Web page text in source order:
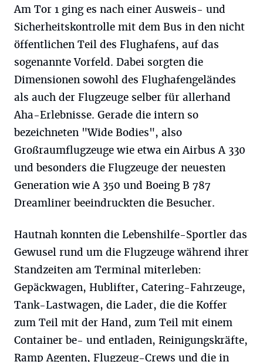
Am Tor 1 ging es nach einer Ausweis- und
Sicherheitskontrolle mit dem Bus in den nicht
öffentlichen Teil des Flughafens, auf das
sogenannte Vorfeld. Dabei sorgten die
Dimensionen sowohl des Flughafengeländes
als auch der Flugzeuge selber für allerhand
Aha-Erlebnisse. Gerade die intern so
bezeichneten "Wide Bodies", also
Großraumflugzeuge wie etwa ein Airbus A 330
und besonders die Flugzeuge der neuesten
Generation wie A 350 und Boeing B 787
Dreamliner beeindruckten die Besucher.
Hautnah konnten die Lebenshilfe-Sportler das
Gewusel rund um die Flugzeuge während ihrer
Standzeiten am Terminal miterleben:
Gepäckwagen, Hublifter, Catering-Fahrzeuge,
Tank-Lastwagen, die Lader, die die Koffer
zum Teil mit der Hand, zum Teil mit einem
Container be- und entladen, Reinigungskräfte,
Ramp Agenten, Flugzeug-Crews und die in